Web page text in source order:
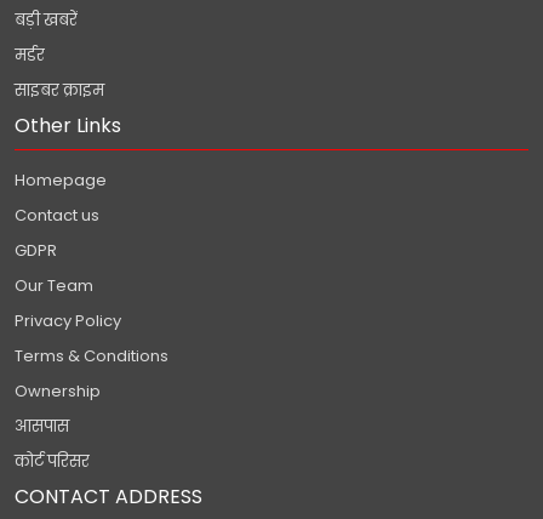
बड़ी खबरें
मर्डर
साइबर क्राइम
Other Links
Homepage
Contact us
GDPR
Our Team
Privacy Policy
Terms & Conditions
Ownership
आसपास
कोर्ट परिसर
CONTACT ADDRESS